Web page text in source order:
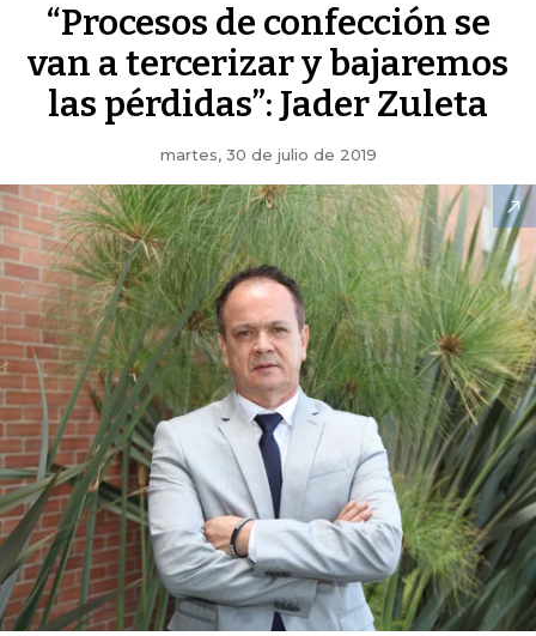
“Procesos de confección se
van a tercerizar y bajaremos
las pérdidas”: Jader Zuleta
martes, 30 de julio de 2019